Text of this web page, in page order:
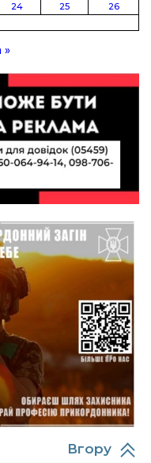
життя
перемоги:
Вікторії Кондратенко
подиху:
присвоєння звання
прикордоннику
створюють сім’ї
неймовірна
Краснопілля
2 000 грн із
українця: що
в Україні різко
платити
24 25
26
»
Вгору